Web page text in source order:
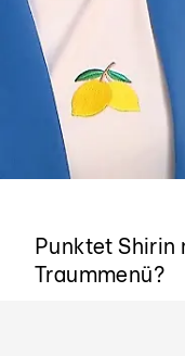
Punktet Shirin
Traummenü?